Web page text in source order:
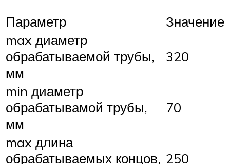
Параметр
Значение
max диаметр
обрабатываемой трубы,
мм
320
min диаметр
обрабатывамой трубы,
мм
70
max длина
обрабатываемых концов, 250